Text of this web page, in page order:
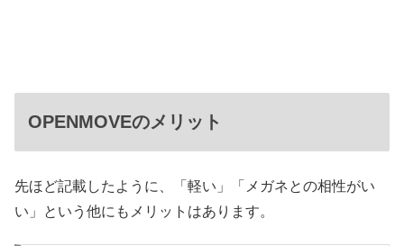
OPENMOVEのメリット
先ほど記載したように、「軽い」「メガネとの相性がい
い」という他にもメリットはあります。